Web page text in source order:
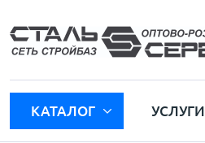
КАТАЛОГ УСЛУГИ